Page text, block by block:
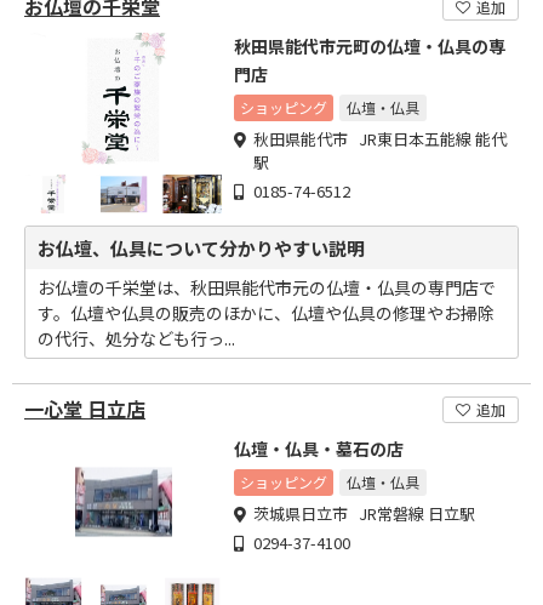
お仏壇の千栄堂 追加
秋田県能代市元町の仏壇・仏具の専
門店
ショッピング 仏壇・仏具
秋田県能代市 JR東日本五能線 能代
駅
0185-74-6512
お仏壇、仏具について分かりやすい説明
お仏壇の千栄堂は、秋田県能代市元の仏壇・仏具の専門店で
す。仏壇や仏具の販売のほかに、仏壇や仏具の修理やお掃除
の代行、処分なども行っ...
一心堂 日立店 追加
仏壇・仏具・墓石の店
ショッピング 仏壇・仏具
茨城県日立市 JR常磐線 日立駅
0294-37-4100